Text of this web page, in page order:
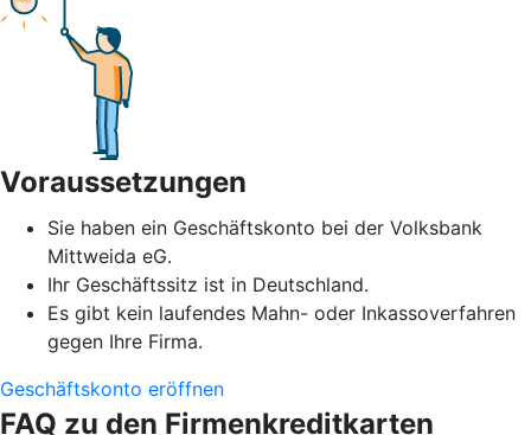
Voraussetzungen
Sie haben ein Geschäftskonto bei der Volksbank
Mittweida eG.
Ihr Geschäftssitz ist in Deutschland.
Es gibt kein laufendes Mahn- oder Inkassoverfahren
gegen Ihre Firma.
Geschäftskonto eröffnen
FAQ zu den Firmenkreditkarten